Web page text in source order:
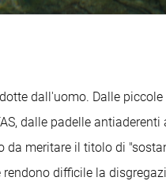
dall'uomo. Dalle
dalle padelle
meritare il titolo di
difficile la